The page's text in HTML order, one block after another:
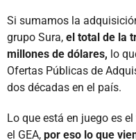
Si sumamos la
grupo Sura, el total de la
millones de dólares, lo
Ofertas Públicas de
dos décadas en el país.
Lo que está en juego es
el GEA, por eso lo que